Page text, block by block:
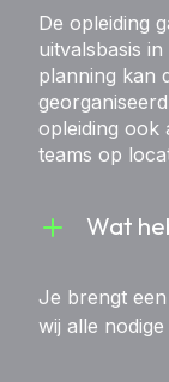
De opleiding
uitvalsbasis
planning kan
opleiding ook
teams op
Wat
Je brengt
wij alle